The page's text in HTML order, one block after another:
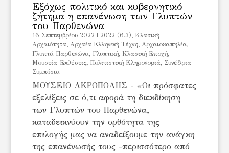
Εξόχως πολιτικό και κυβερνητικό
ζήτημα η επανένωση των Γλυπτών
του Παρθενώνα
16 Σεπτεμβρίου 2022 2022 (6.3), Kλασική
Αρχαιότητα, Αρχαία Ελληνική Τέχνη, Αρχαιοκαπηλία,
Γλυπτά Παρθενώνα, Γλυπτική, Κλασική Εποχή,
Μουσεία-Εκθέσεις, Πολιτιστική Κληρονομιά, Συνέδρια-
Συμπόσια
ΜΟΥΣΕΙΟ ΑΚΡΟΠΟΛΗΣ - «Οι πρόσφατες
εξελίξεις σε ό,τι αφορά τη διεκδίκηση
των Γλυπτών του Παρθενώνα,
καταδεικνύουν την ορθότητα της
επιλογής μας να αναδείξουμε την ανάγκη
της επανένωσής τους -περισσότερο από